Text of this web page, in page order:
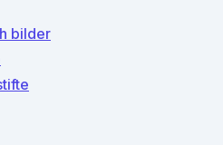
bilder